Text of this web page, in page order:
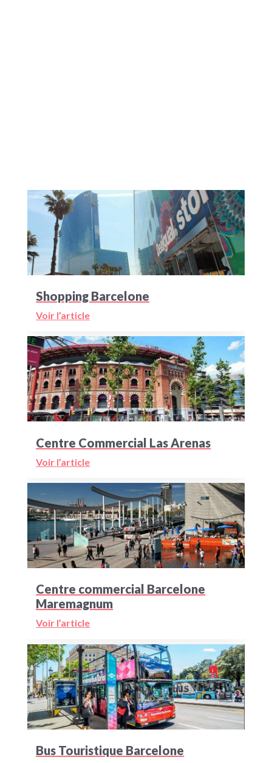
Shopping Barcelone
Voir l’article
Centre Commercial Las Arenas
Voir l’article
Centre commercial Barcelone
Maremagnum
Voir l’article
Bus Touristique Barcelone